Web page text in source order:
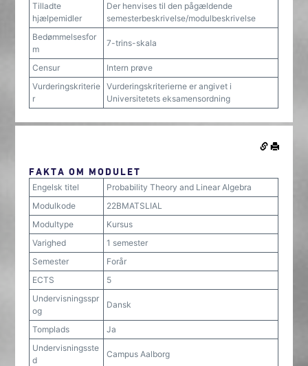
Tilladte
hjælpemidler
Der henvises til den pågældende
semesterbeskrivelse/modulbeskrivelse
Bedømmelsesfor
m
7-trins-skala
Censur
Intern prøve
Vurderingskriterie
r
Vurderingskriterierne er angivet i
Universitetets eksamensordning
FAKTA OM MODULET
Engelsk titel
Probability Theory and Linear Algebra
Modulkode
22BMATSLIAL
Modultype
Kursus
Varighed
1 semester
Semester
Forår
ECTS
5
Undervisningsspr
og
Dansk
Tomplads
Ja
Undervisningsste
d
Campus Aalborg